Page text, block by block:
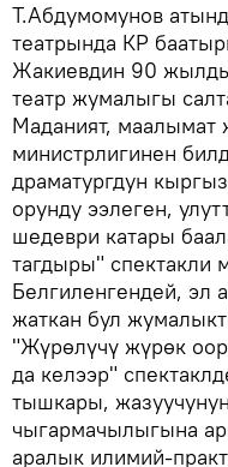
Т.Абдумомунов
театрында КР
Жакиевдин 90
театр жумалыгы
Маданият, маалымат
министрлигинен
драматургдун
орунду ээлеген,
шедеври катары
тагдыры" спектакли
Белгиленгендей, эл
жаткан бул
"Жүрөлүчү жүрөк
да келээр"
тышкары,
чыгармачылыгына
аралык илимий-